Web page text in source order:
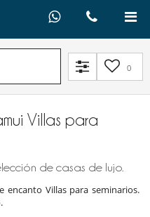
0
Villas para
de casas de lujo.
encanto Villas para seminarios.